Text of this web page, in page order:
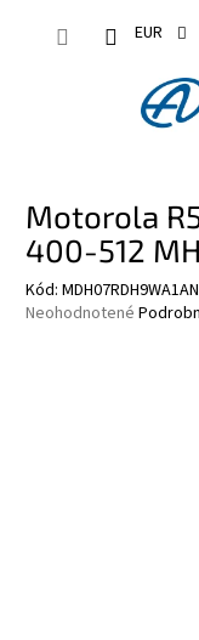
EUR
Motorola
400-512
Kód: MDH07RDH9WA1AN
Priemerné
Neohodnotené